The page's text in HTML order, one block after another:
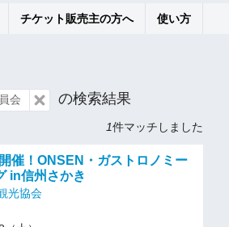
チケット販売主の方へ 使い方
会 の検索結果
1件マッチしました
催！ONSEN・ガストロノミー
in信州さかき
光協会